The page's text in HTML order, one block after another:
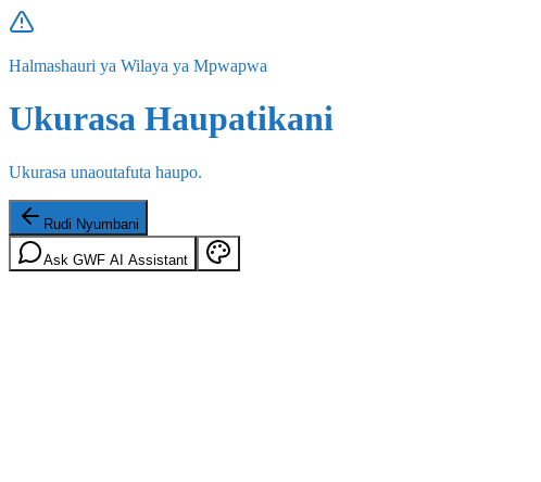
Halmashauri ya Wilaya ya Mpwapwa
Ukurasa Haupatikani
Ukurasa unaoutafuta haupo.
Rudi Nyumbani
Ask GWF AI Assistant